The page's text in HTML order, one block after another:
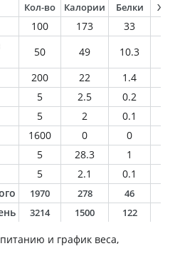
Кол-во Калории Белки
100 173 33
50 49 10.3
200 22 1.4
5 2.5 0.2
5 2 0.1
1600 0 0
5 28.3 1
5 2.1 0.1
1970 278 46
3214 1500 122
и график веса,